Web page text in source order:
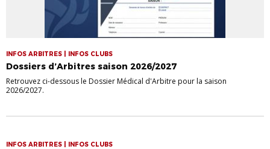
INFOS ARBITRES | INFOS CLUBS
Dossiers d’Arbitres saison 2026/2027
Retrouvez ci-dessous le Dossier Médical d'Arbitre pour la saison
2026/2027.
INFOS ARBITRES | INFOS CLUBS